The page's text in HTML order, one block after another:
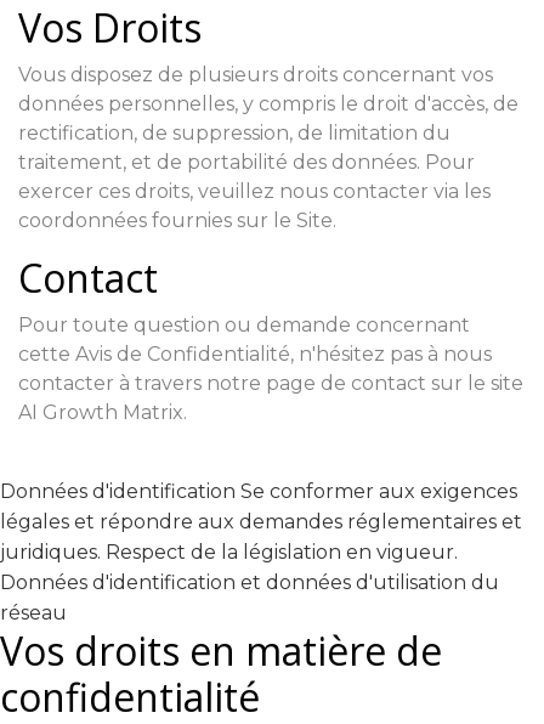
Vos Droits
Vous disposez de plusieurs droits concernant vos
données personnelles, y compris le droit d'accès, de
rectification, de suppression, de limitation du
traitement, et de portabilité des données. Pour
exercer ces droits, veuillez nous contacter via les
coordonnées fournies sur le Site.
Contact
Pour toute question ou demande concernant
cette Avis de Confidentialité, n'hésitez pas à nous
contacter à travers notre page de contact sur le site
AI Growth Matrix.
Données d'identification Se conformer aux exigences
légales et répondre aux demandes réglementaires et
juridiques. Respect de la législation en vigueur.
Données d'identification et données d'utilisation du
réseau
Vos droits en matière de
confidentialité